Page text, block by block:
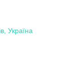
Україна